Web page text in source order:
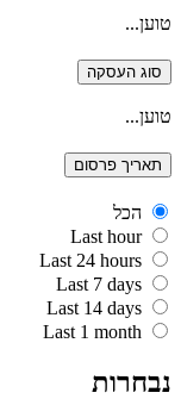
טוען...
סוג העסקה
טוען...
תאריך פרסום
הכל
Last hour
Last 24 hours
Last 7 days
Last 14 days
Last 1 month
נבחרות